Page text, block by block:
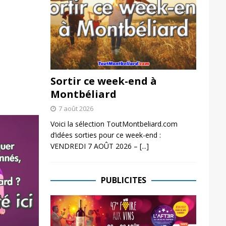
Sortir ce week-end à
Montbéliard
7 août 2026
Voici la sélection ToutMontbeliard.com
d’idées sorties pour ce week-end :
VENDREDI 7 AOÛT 2026 – [...]
PUBLICITES